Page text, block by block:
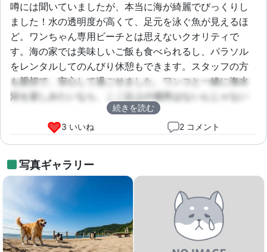
噂には聞いていましたが、本当に海が綺麗でびっくりし
ました！水の透明度が高くて、足元を泳ぐ魚が見えるほ
ど。ワンちゃん専用ビーチとは思えないクオリティで
す。海の家では美味しいご飯も食べられるし、パラソル
をレンタルしてのんびり休憩もできます。スタッフの方
も親切で、安心して過ごせました。ワンコと一緒に海水
浴を楽しみたいなら、ここ以上の場所はないんじゃない
続きを読む
3 いいね
2 コメント
写真ギャラリー